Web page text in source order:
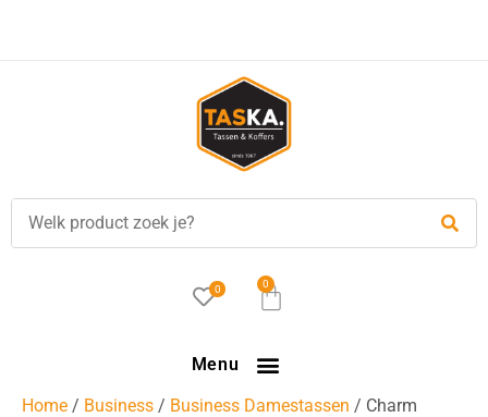
besteld, is vandaag verzonden!
0 0
Menu
Home / Business / Business Damestassen / Charm